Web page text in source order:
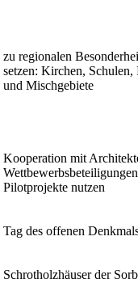
zu regionalen
setzen: Kirchen,
und Mischgebiete
Kooperation mit
Pilotprojekte nutzen
Tag des offenen
Schrotholzhäuser der